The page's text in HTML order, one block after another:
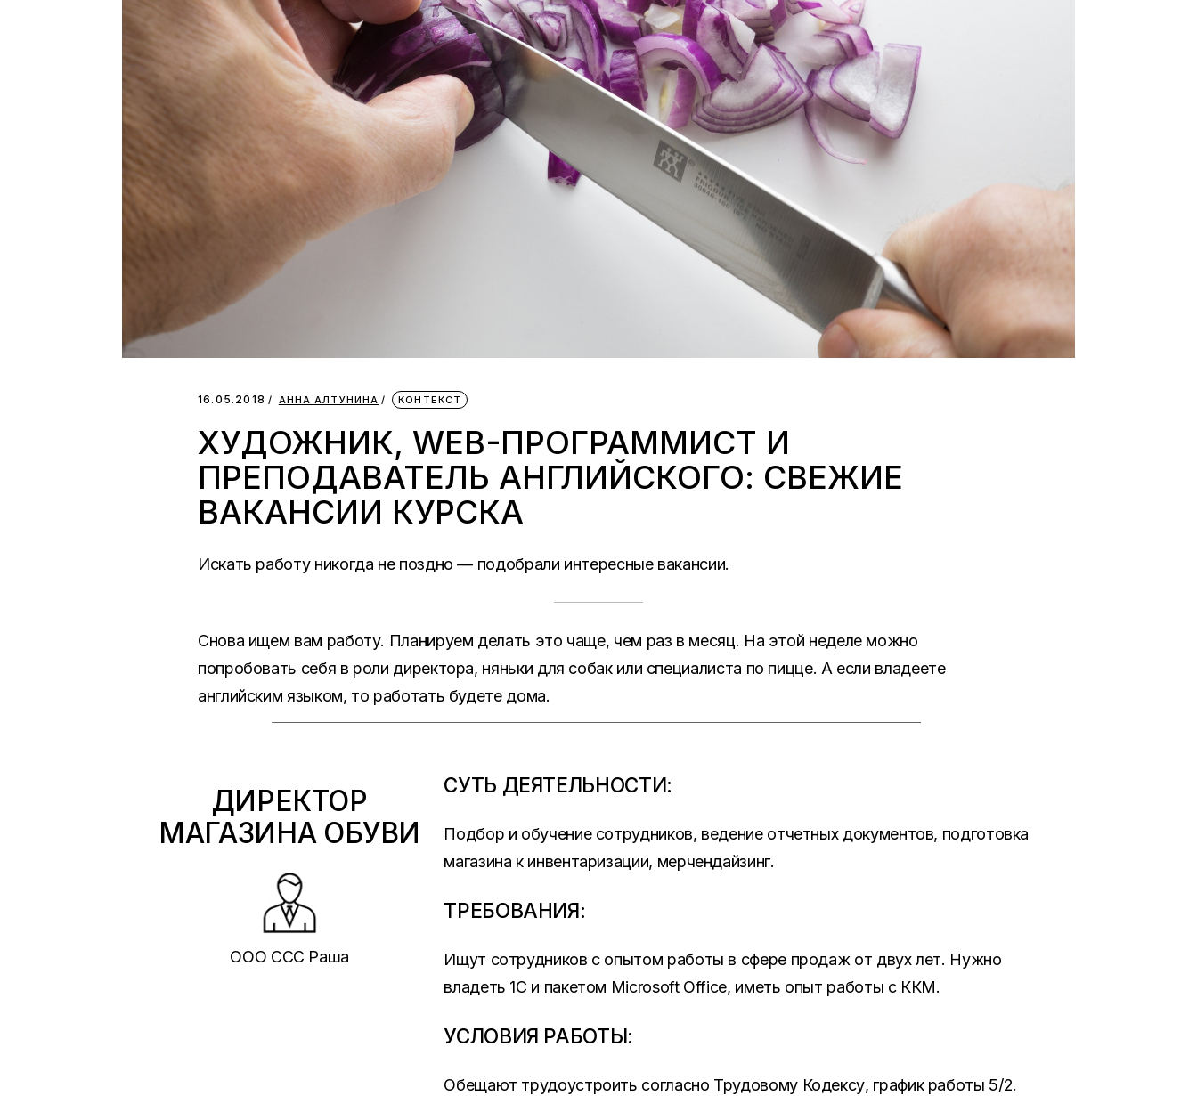
16.05.2018 АННА АЛТУНИНА КОНТЕКСТ
ХУДОЖНИК, WEB-ПРОГРАММИСТ И
ПРЕПОДАВАТЕЛЬ АНГЛИЙСКОГО: СВЕЖИЕ
ВАКАНСИИ КУРСКА
Искать работу никогда не поздно — подобрали интересные вакансии.
Снова ищем вам работу. Планируем делать это чаще, чем раз в месяц. На этой неделе можно
попробовать себя в роли директора, няньки для собак или специалиста по пицце. А если владеете
английским языком, то работать будете дома.
ДИРЕКТОР
МАГАЗИНА ОБУВИ
ООО ССС Раша
СУТЬ ДЕЯТЕЛЬНОСТИ:
Подбор и обучение сотрудников, ведение отчетных документов, подготовка
магазина к инвентаризации, мерчендайзинг.
ТРЕБОВАНИЯ:
Ищут сотрудников с опытом работы в сфере продаж от двух лет. Нужно
владеть 1С и пакетом Microsoft Office, иметь опыт работы с ККМ.
УСЛОВИЯ РАБОТЫ:
Обещают трудоустроить согласно Трудовому Кодексу, график работы 5/2.